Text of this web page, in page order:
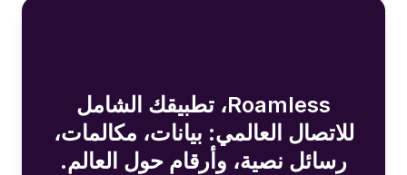
Roamless، تطبيقك الشامل
للاتصال العالمي: بيانات، مكالمات،
رسائل نصية، وأرقام حول العالم.